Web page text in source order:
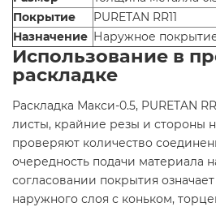
Покрытие
PURETAN RR11
Назначение Наружное
Использование в
раскладке
Раскладка Макси-0.5, PURETAN
листы, крайние резы и стороны
проверяют количество
очередность подачи материала
согласовании покрытия
наружного слоя с коньком,